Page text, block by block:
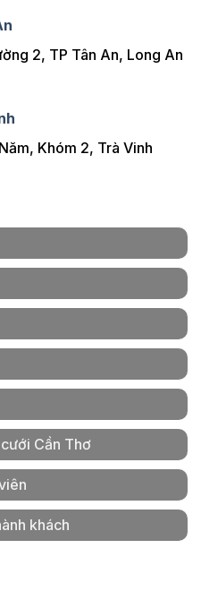
2, TP Tân An, Long An
Khóm 2, Trà Vinh
Cần Thơ
khách